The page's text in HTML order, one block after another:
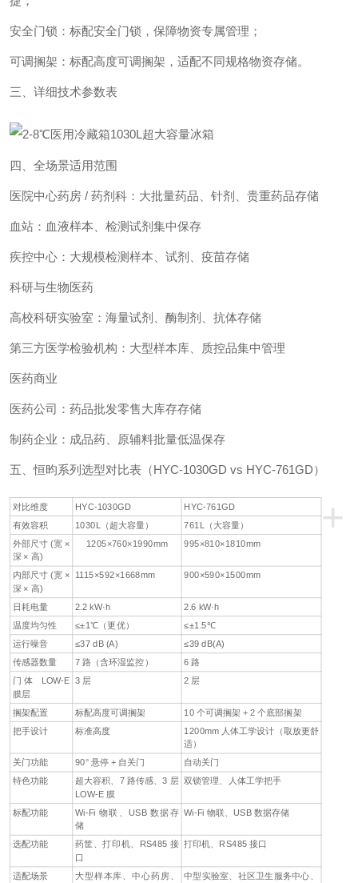
安全门锁：标配安全门锁，保障物资专属管理；
可调搁架：标配高度可调搁架，适配不同规格物资存储。
三、详细技术参数表
四、全场景适用范围
医院中心药房 / 药剂科：大批量药品、针剂、贵重药品存储
血站：血液样本、检测试剂集中保存
疾控中心：大规模检测样本、试剂、疫苗存储
科研与生物医药
高校科研实验室：海量试剂、酶制剂、抗体存储
第三方医学检验机构：大型样本库、质控品集中管理
医药商业
医药公司：药品批发零售大库存存储
制药企业：成品药、原辅料批量低温保存
五、恒昀系列选型对比表（HYC-1030GD vs HYC-761GD）
+
对比维度 HYC-1030GD HYC-761GD
有效容积 1030L（超大容量）
761L（大容量）
外部尺寸 (宽 ×
深 × 高)
1205×760×1990mm 995×810×1810mm
内部尺寸 (宽 ×
深 × 高)
1115×592×1668mm 900×590×1500mm
日耗电量 2.2 kW·h
2.6 kW·h
温度均匀性
≤±1℃（更优）
≤±1.5℃
运行噪音
≤37 dB (A) ≤39 dB(A)
传感器数量 7 路（含环湿监控）
6 路
门体 LOW-E
膜层
3 层 2 层
搁架配置 标配高度可调搁架
10 个可调搁架 + 2 个底部搁架
把手设计
标准高度 1200mm 人体工学设计（取放更舒
适）
关门功能
90° 悬停 + 自关门
自动关门
特色功能
超大容积、7 路传感、3 层
LOW-E 膜
双锁管理、人体工学把手
标配功能
Wi-Fi 物联、USB 数据存
储
Wi-Fi 物联、USB 数据存储
选配功能 药筐、打印机、RS485 接
口
打印机、RS485 接口
适配场景 大型样本库、中心药房、 中型实验室、社区卫生服务中心、